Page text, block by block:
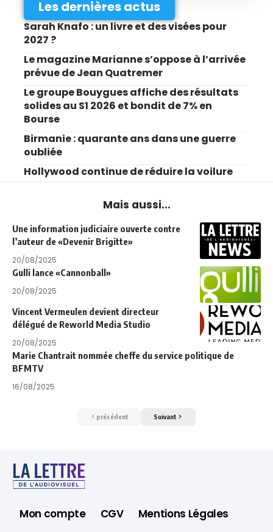
Les dernières actus
Sarah Knafo : un livre et des visées pour
2027 ?
Le magazine Marianne s’oppose à l’arrivée
prévue de Jean Quatremer
Le groupe Bouygues affiche des résultats
solides au S1 2026 et bondit de 7% en
Bourse
Birmanie : quarante ans dans une guerre
oubliée
Hollywood continue de réduire la voilure
Mais aussi...
Une information judiciaire ouverte contre
l’auteur de «Devenir Brigitte»
20/08/2025
Gulli lance «Cannonball»
20/08/2025
Vincent Vermeulen devient directeur
délégué de Reworld Media Studio
20/08/2025
Marie Chantrait nommée cheffe du service politique de
BFMTV
16/08/2025
précédent Suivant
Mon compte CGV
Mentions Légales